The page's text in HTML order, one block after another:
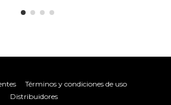
Términos y condiciones de uso
Distribuidores